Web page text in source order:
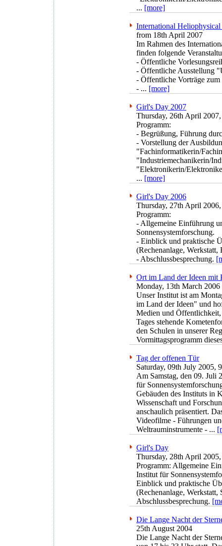
... [more]
International Heliophysical
from 18th April 2007
Im Rahmen des
finden folgende
- Öffentliche
- Öffentliche Ausstellung
- Öffentliche Vorträge
- ... [more]
Girl's Day 2007
Thursday, 26th April
Programm:
- Begrüßung, Führung
- Vorstellung der
"Fachinformatikerin/
"Industriemechanikerin/
"Elektronikerin/
... [more]
Girl's Day 2006
Thursday, 27th April
Programm:
- Allgemeine Einführung
Sonnensystemforschung.
- Einblick und praktische
(Rechenanlage,
- Abschlussbesprechung.
Ort im Land der Ideen mit
Monday, 13th March
Unser Institut ist am
im Land der Ideen" und
Medien und
Tages stehende
den Schulen in unserer
Vormittagsprogramm
Tag der offenen Tür
Saturday, 09th July 2005,
Am Samstag, den 09. Juli
für
Gebäuden des Instituts in
Wissenschaft und
anschaulich präsentiert.
Videofilme - Führungen
Weltrauminstrumente - ...
Girl's Day
Thursday, 28th April
Programm: Allgemeine
Institut für
Einblick und praktische
(Rechenanlage,
Abschlussbesprechung.
Die Lange Nacht der
25th August 2004
Die Lange Nacht der